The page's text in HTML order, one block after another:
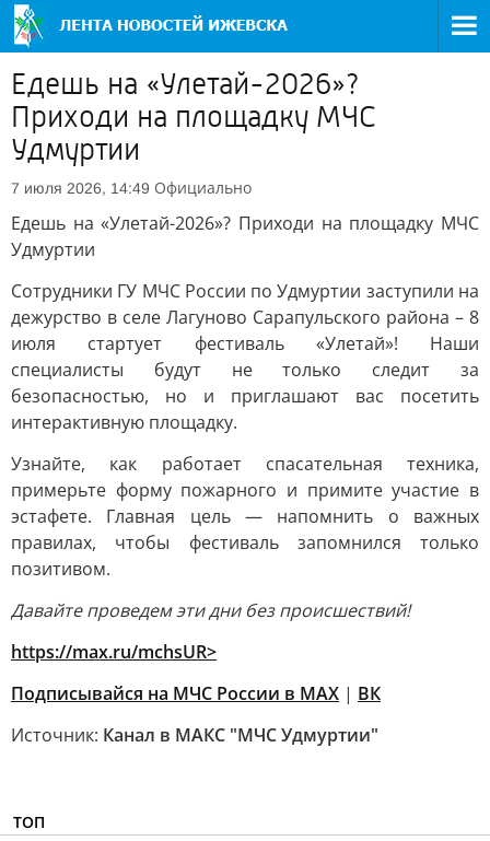
Едешь на «Улетай-2026»?
Приходи на площадку МЧС
Удмуртии
7 июля 2026, 14:49 Официально
Едешь на «Улетай-2026»? Приходи на площадку МЧС
Удмуртии
Сотрудники ГУ МЧС России по Удмуртии заступили на
дежурство в селе Лагуново Сарапульского района – 8
июля стартует фестиваль «Улетай»! Наши
специалисты будут не только следит за
безопасностью, но и приглашают вас посетить
интерактивную площадку.
Узнайте, как работает спасательная техника,
примерьте форму пожарного и примите участие в
эстафете. Главная цель — напомнить о важных
правилах, чтобы фестиваль запомнился только
позитивом.
Давайте проведем эти дни без происшествий!
https://max.ru/mchsUR>
Подписывайся на МЧС России в MAX | ВК
Источник: Канал в МАКС "МЧС Удмуртии"
ТОП